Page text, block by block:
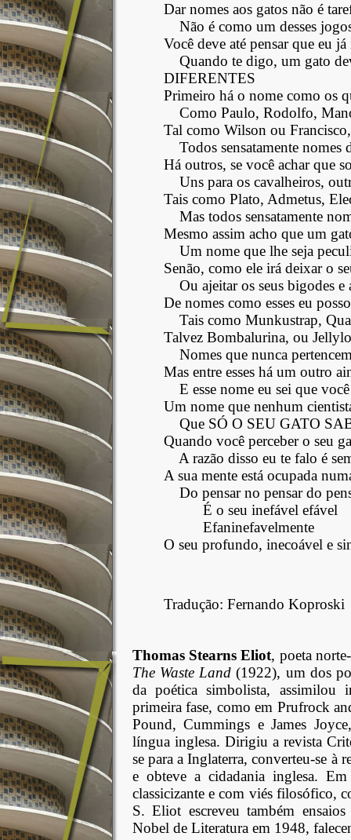
Dar nomes aos gatos não é
Não é como um desses
Você deve até pensar que eu
Quando te digo, um gato
DIFERENTES
Primeiro há o nome como os
Como Paulo, Rodolfo,
Tal como Wilson ou
Todos sensatamente nomes
Há outros, se você achar que
Uns para os cavalheiros,
Tais como Plato, Admetus,
Mas todos sensatamente
Mesmo assim acho que um
Um nome que lhe seja
Senão, como ele irá deixar o
Ou ajeitar os seus bigodes e
De nomes como esses eu
Tais como Munkustrap,
Talvez Bombalurina, ou
Nomes que nunca
Mas entre esses há um outro
E esse nome eu sei que
Um nome que nenhum
Que SÓ O SEU GATO
Quando você perceber o seu
A razão disso eu te falo é
A sua mente está ocupada
Do pensar no pensar do
É o seu inefável efável
Efaninefavelmente
O seu profundo, inecoável e
Tradução: Fernando Koproski
Thomas Stearns Eliot, poeta
The Waste Land(1922), um dos
da poética simbolista, assimilou
primeira fase, como em Prufrock
Pound, Cummings e James
língua inglesa. Dirigiu a revista
se para a Inglaterra, converteu-se à
e obteve a cidadania inglesa.
classicizante e com viés filosófico,
S. Eliot escreveu também
Nobel de Literatura em 1948,